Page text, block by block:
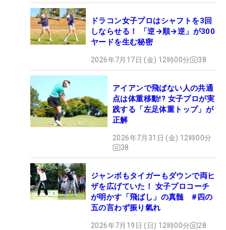
ドラコン女子プロはシャフトを3回
しならせる！ 「逆→順→逆」が300
ヤードを生む秘密
2026年7月17日 (金) 12時00分 38
アイアンで飛ばない人の共通
点は体重移動!? 女子プロが実
践する「左足体重トップ」が
正解
2026年7月31日 (金) 12時00分
38
ジャンボもタイガーもダウンで両ヒ
ザを広げていた！ 女子プロコーチ
が明かす「飛ばし」の真髄 #四の
五の言わず振り氣れ
2026年7月19日 (日) 12時00分 28